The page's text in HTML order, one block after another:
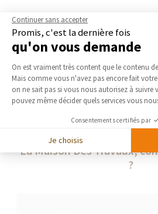
La Maison Des Travaux,
?
Promis, c'est la dernière fois
qu'on vous demande
Plateforme de Gestion
On est vraiment très content que le contenu de
notre site vous intéresse. Mais comme vous
n'avez pas encore fait votre choix en matière
vous nous autorisez à suivre votre visite ou
décider quels services vous nous autorisez à
Consentements certifiés par
Je choisis
Axeptio